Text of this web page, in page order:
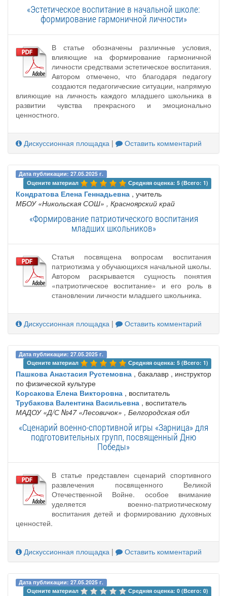
«Эстетическое воспитание в начальной школе:
формирование гармоничной личности»
В статье обозначены различные условия,
влияющие на формирование гармоничной
личности средствами эстетическое воспитания.
Автором отмечено, что благодаря педагогу
создаются педагогические ситуации, напрямую
влияющие на личность каждого младшего школьника в
развитии чувства прекрасного и эмоционально
ценностного.
Дискуссионная площадка | Оставить комментарий
Дата публикации: 27.05.2025 г.
Оцените материал
Средняя оценка: 5 (Всего: 1)
Кондратова Елена Геннадьевна , учитель
МБОУ «Никольская СОШ» , Красноярский край
«Формирование патриотического воспитания
младших школьников»
Статья посвящена вопросам воспитания
патриотизма у обучающихся начальной школы.
Автором раскрывается сущность понятия
«патриотическое воспитание» и его роль в
становлении личности младшего школьника.
Дискуссионная площадка | Оставить комментарий
Дата публикации: 27.05.2025 г.
Оцените материал
Средняя оценка: 5 (Всего: 1)
Пашкова Анастасия Рустемовна , бакалавр , инструктор
по физической культуре
Корсакова Елена Викторовна , воспитатель
Трубакова Валентина Васильевна , воспитатель
МАДОУ «Д/С №47 «Лесовичок» , Белгородская обл
«Сценарий военно-спортивной игры «Зарница» для
подготовительных групп, посвященный Дню
Победы»
В статье представлен сценарий спортивного
развлечения посвященного Великой
Отечественной Войне. особое внимание
уделяется военно-патриотическому
воспитания детей и формированию духовных
ценностей.
Дискуссионная площадка | Оставить комментарий
Дата публикации: 27.05.2025 г.
Оцените материал
Средняя оценка: 0 (Всего: 0)